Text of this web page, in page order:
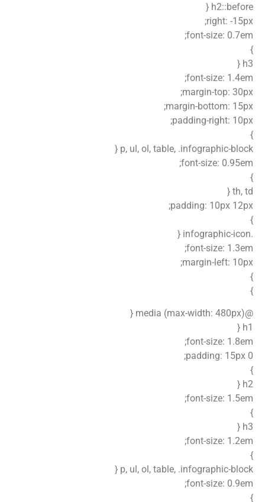
h2::before {
right: -15px;
font-size: 0.7em;
}
h3 {
font-size: 1.4em;
margin-top: 30px;
margin-bottom: 15px;
padding-right: 10px;
}
p, ul, ol, table, .infographic-block {
font-size: 0.95em;
}
th, td {
padding: 10px 12px;
}
.infographic-icon {
font-size: 1.3em;
margin-left: 10px;
}
}
@media (max-width: 480px) {
h1 {
font-size: 1.8em;
padding: 15px 0;
}
h2 {
font-size: 1.5em;
}
h3 {
font-size: 1.2em;
}
p, ul, ol, table, .infographic-block {
font-size: 0.9em;
}